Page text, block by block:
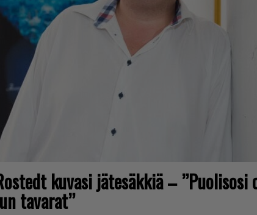
kuvasi jätesäkkiä –
tavarat”